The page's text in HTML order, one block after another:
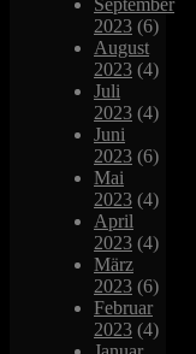
2023 (6)
August
2023 (4)
Juli
2023 (4)
Juni
2023 (6)
Mai
2023 (4)
April
2023 (4)
März
2023 (6)
Februar
2023 (4)